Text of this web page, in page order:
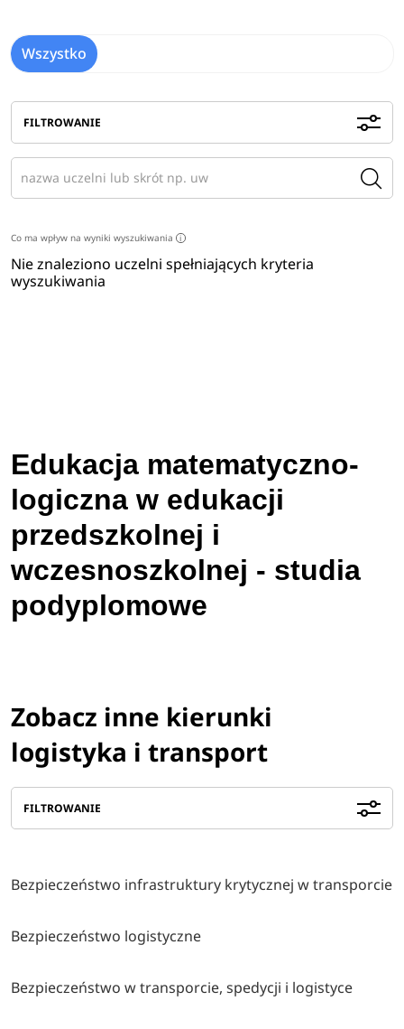
Wszystko
FILTROWANIE
Co ma wpływ na wyniki wyszukiwania i
Nie znaleziono uczelni spełniających kryteria
wyszukiwania
Edukacja matematyczno-
logiczna w edukacji
przedszkolnej i
wczesnoszkolnej - studia
podyplomowe
Zobacz inne kierunki
logistyka i transport
FILTROWANIE
Bezpieczeństwo infrastruktury krytycznej w transporcie
Bezpieczeństwo logistyczne
Bezpieczeństwo w transporcie, spedycji i logistyce